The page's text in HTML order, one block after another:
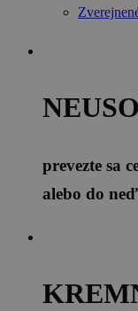
prevezte sa
alebo do